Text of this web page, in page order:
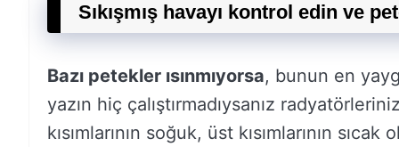
Sıkışmış havayı kontrol edin ve
Bazı petekler ısınmıyorsa, bunun en
yazın hiç çalıştırmadıysanız
kısımlarının soğuk, üst kısımlarının